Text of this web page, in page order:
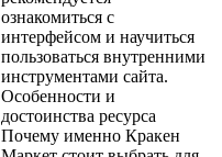
ознакомиться с
интерфейсом и научиться
пользоваться внутренними
инструментами сайта.
Особенности и
достоинства ресурса
Почему именно Кракен